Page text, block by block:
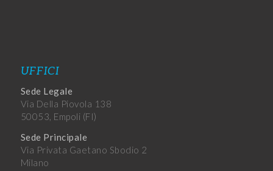
UFFICI
Sede Legale
Via Della Piovola 138
50053, Empoli (FI)
Sede Principale
Via Privata Gaetano Sbodio 2
Milano